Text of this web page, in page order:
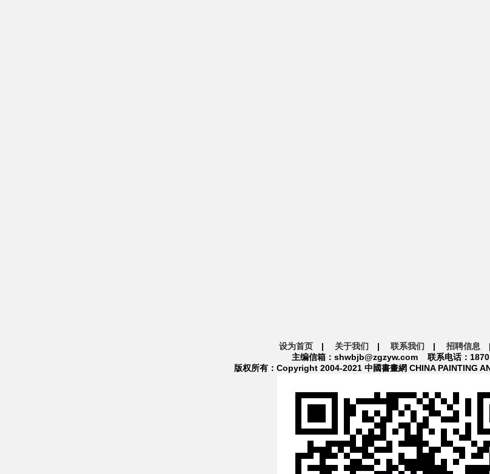
设为首页 | 关于我们 | 联系我们 | 招聘信息
主编信箱：shwbjb@zgzyw.com 联系电话：
版权所有：Copyright 2004-2021 中國書畫網 CHINA PAINTING